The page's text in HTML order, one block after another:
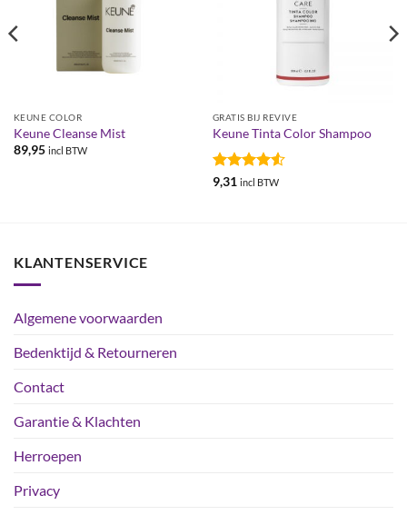
KEUNE COLOR
Keune Cleanse Mist
89,95 incl BTW
GRATIS BIJ REVIVE
Keune Tinta Color Shampoo
Gewaardeerd
9,31 incl BTW
KLANTENSERVICE
Algemene voorwaarden
Bedenktijd & Retourneren
Contact
Garantie & Klachten
Herroepen
Privacy